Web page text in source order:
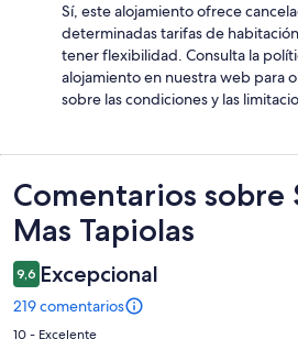
Sí, este alojamiento ofrece
determinadas tarifas de
tener flexibilidad. Consulta la
alojamiento en nuestra web para
sobre las condiciones y las
Comentarios
Comentarios sobre
Mas Tapiolas
9,6 Excepcional
219 comentarios
10 - Excelente